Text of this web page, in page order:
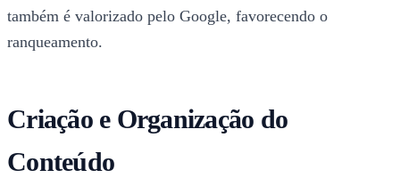
também é valorizado pelo Google, favorecendo o
ranqueamento.
Criação e Organização do
Conteúdo